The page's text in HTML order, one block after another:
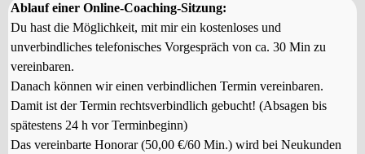
Ablauf einer Online-Coaching-Sitzung:
Du hast die Möglichkeit, mit mir ein kostenloses und
unverbindliches telefonisches Vorgespräch von ca. 30 Min zu
vereinbaren.
Danach können wir einen verbindlichen Termin vereinbaren.
Damit ist der Termin rechtsverbindlich gebucht! (Absagen bis
spätestens 24 h vor Terminbeginn)
Das vereinbarte Honorar (50,00 €/60 Min.) wird bei Neukunden